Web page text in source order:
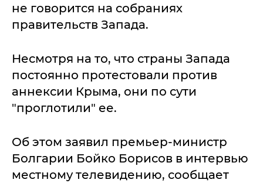
не говорится на собраниях
правительств Запада.
Несмотря на то, что страны Запада
постоянно протестовали против
аннексии Крыма, они по сути
"проглотили" ее.
Об этом заявил премьер-министр
Болгарии Бойко Борисов в интервью
местному телевидению, сообщает